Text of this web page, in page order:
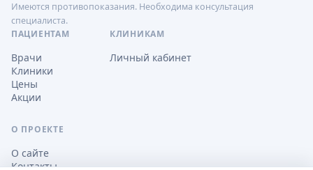
Имеются противопоказания. Необходима консультация
специалиста.
ПАЦИЕНТАМ
Врачи
Клиники
Цены
Акции
КЛИНИКАМ
Личный кабинет
О ПРОЕКТЕ
О сайте
Контакты